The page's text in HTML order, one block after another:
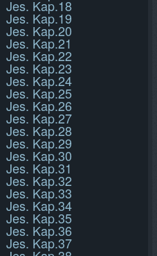
Jes. Kap.18
Jes. Kap.19
Jes. Kap.20
Jes. Kap.21
Jes. Kap.22
Jes. Kap.23
Jes. Kap.24
Jes. Kap.25
Jes. Kap.26
Jes. Kap.27
Jes. Kap.28
Jes. Kap.29
Jes. Kap.30
Jes. Kap.31
Jes. Kap.32
Jes. Kap.33
Jes. Kap.34
Jes. Kap.35
Jes. Kap.36
Jes. Kap.37